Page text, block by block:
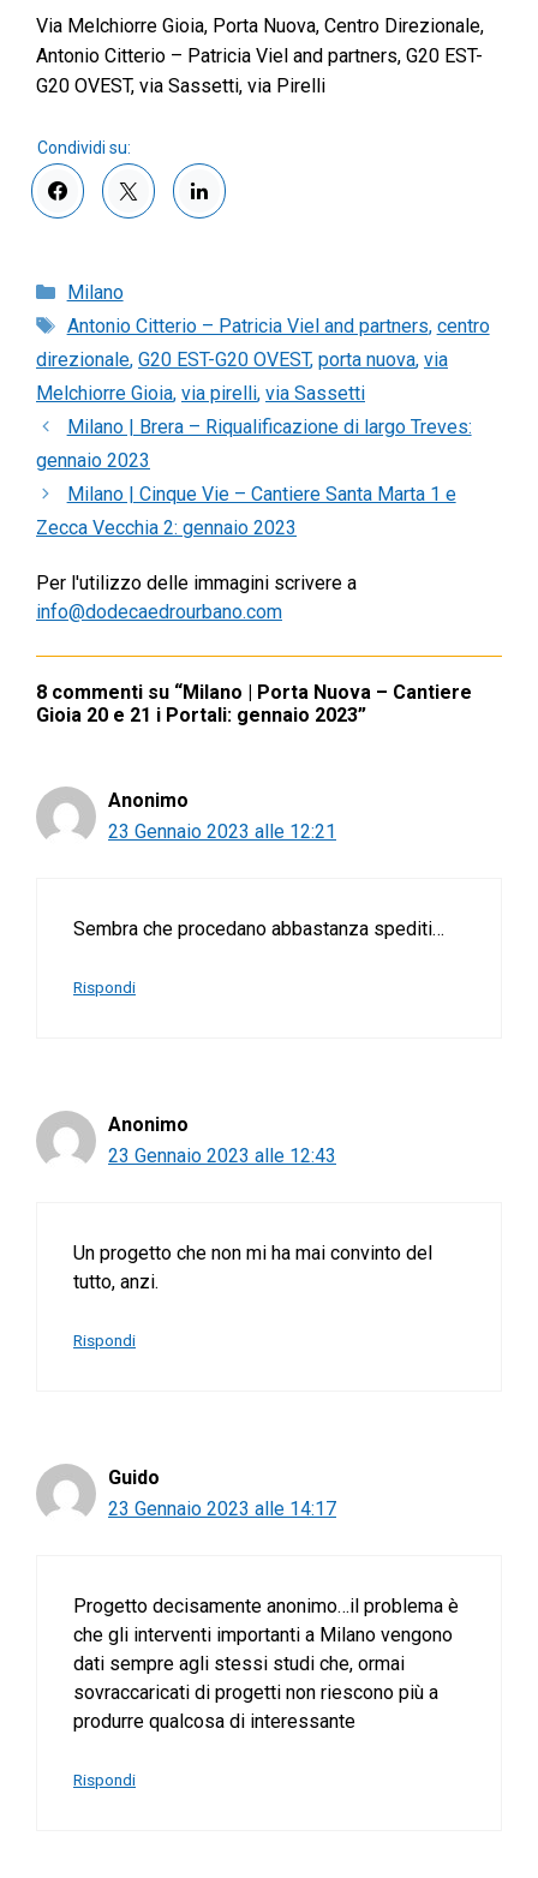
Via Melchiorre Gioia, Porta Nuova, Centro Direzionale,
Antonio Citterio – Patricia Viel and partners, G20 EST-
G20 OVEST, via Sassetti, via Pirelli
Categorie
Milano
Tag
Antonio Citterio – Patricia Viel and partners, centro
direzionale, G20 EST-G20 OVEST, porta nuova, via
Melchiorre Gioia, via pirelli, via Sassetti
Milano | Brera – Riqualificazione di largo Treves:
gennaio 2023
Milano | Cinque Vie – Cantiere Santa Marta 1 e
Zecca Vecchia 2: gennaio 2023
Per l'utilizzo delle immagini scrivere a
info@dodecaedrourbano.com
8 commenti su “Milano | Porta Nuova – Cantiere
Gioia 20 e 21 i Portali: gennaio 2023”
Anonimo
23 Gennaio 2023 alle 12:21
Sembra che procedano abbastanza spediti…
Rispondi
Anonimo
23 Gennaio 2023 alle 12:43
Un progetto che non mi ha mai convinto del
tutto, anzi.
Rispondi
Guido
23 Gennaio 2023 alle 14:17
Progetto decisamente anonimo…il problema è
che gli interventi importanti a Milano vengono
dati sempre agli stessi studi che, ormai
sovraccaricati di progetti non riescono più a
produrre qualcosa di interessante
Rispondi